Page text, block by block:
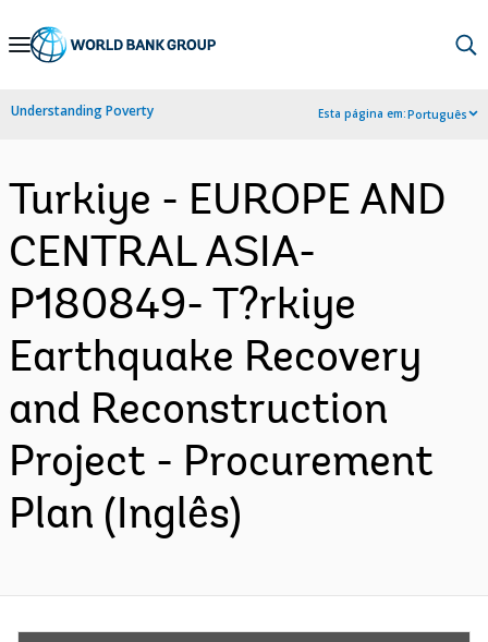
Skip
Navigation
Understanding Poverty Esta página em:Português
Turkiye - EUROPE AND
CENTRAL ASIA-
P180849- T?rkiye
Earthquake Recovery
and Reconstruction
Project - Procurement
Plan (Inglês)